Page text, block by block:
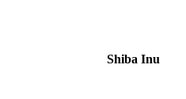
Shiba Inu